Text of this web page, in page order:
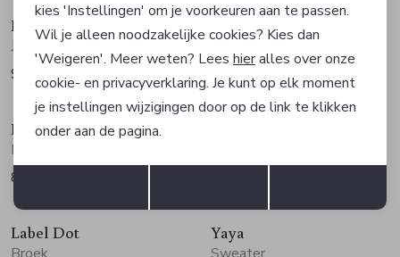
Betty Barclay
Jasje
99,99
Betty Barclay
89,99
Nieuw
Label Dot
Blouse
89,95
Nieuw
Label Dot Yaya
Terug Opslaan
kies 'Instellingen' om je voorkeuren aan te passen.
Wil je alleen noodzakelijke cookies? Kies dan
'Weigeren'. Meer weten? Lees hieralles over onze
cookie- en privacyverklaring. Je kunt op elk moment
je instellingen wijzigingen door op de link te klikken
onder aan de pagina.